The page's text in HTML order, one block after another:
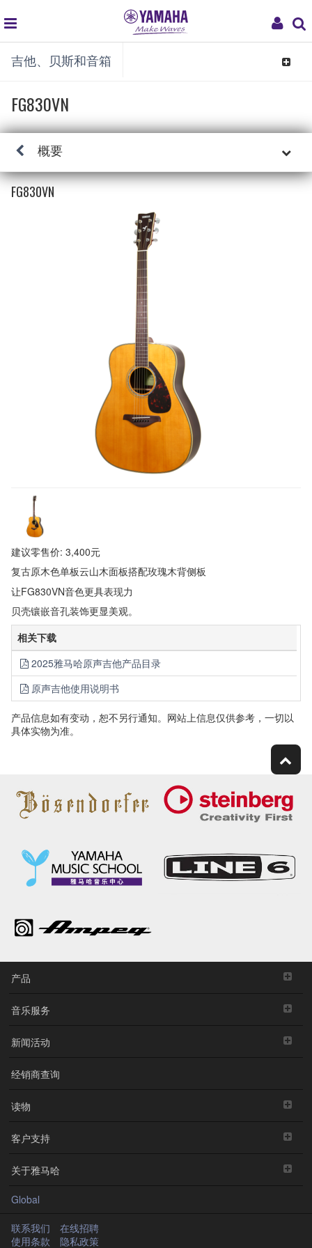
My
global
navigation
吉他、贝斯和音箱
Toggle
FG830VN
概要
FG830VN
建议零售价: 3,400元
复古原木色单板云山木面板搭配玫瑰木背侧板
让FG830VN音色更具表现力
贝壳镶嵌音孔装饰更显美观。
相关下载
2025雅马哈原声吉他产品目录
原声吉他使用说明书
产品信息如有变动，恕不另行通知。网站上信息仅供参考，一切以
具体实物为准。
产品
音乐服务
新闻活动
经销商查询
读物
客户支持
关于雅马哈
Global
联系我们
在线招聘
使用条款
隐私政策